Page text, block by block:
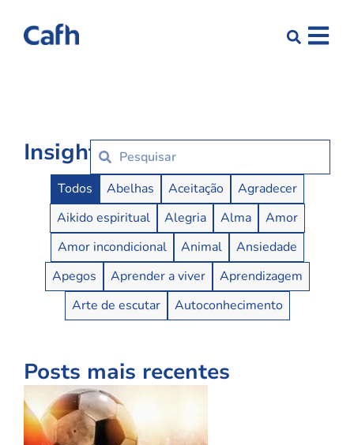
Insights
Insights Buttons
Todos Abelhas Aceitação
Agradecer
Aikido espiritual
Alegria Alma
Amor
Amor incondicional
Animal
Ansiedade
Apegos
Aprender a viver
Aprendizagem
Arte de escutar
Autoconhecimento
Posts mais recentes